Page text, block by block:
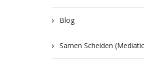
Blog
Samen Scheiden